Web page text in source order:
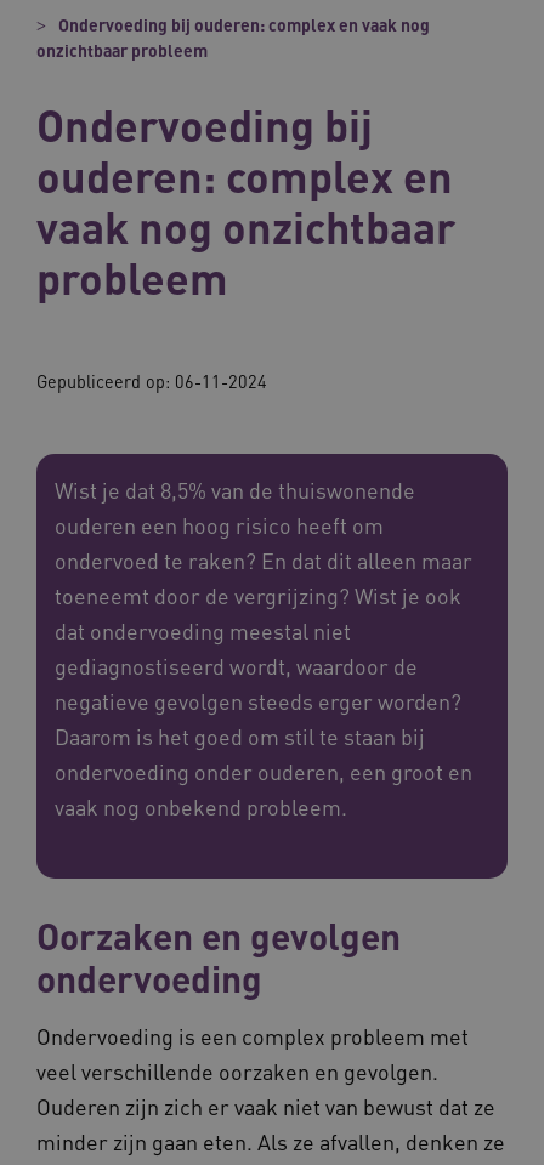
Ondervoeding bij ouderen: complex en vaak nog
onzichtbaar probleem
Ondervoeding bij
ouderen: complex en
vaak nog onzichtbaar
probleem
Gepubliceerd op: 06-11-2024
Wist je dat 8,5% van de thuiswonende
ouderen een hoog risico heeft om
ondervoed te raken? En dat dit alleen maar
toeneemt door de vergrijzing? Wist je ook
dat ondervoeding meestal niet
gediagnostiseerd wordt, waardoor de
negatieve gevolgen steeds erger worden?
Daarom is het goed om stil te staan bij
ondervoeding onder ouderen, een groot en
vaak nog onbekend probleem.
Oorzaken en gevolgen
ondervoeding
Ondervoeding is een complex probleem met
veel verschillende oorzaken en gevolgen.
Ouderen zijn zich er vaak niet van bewust dat ze
minder zijn gaan eten. Als ze afvallen, denken ze